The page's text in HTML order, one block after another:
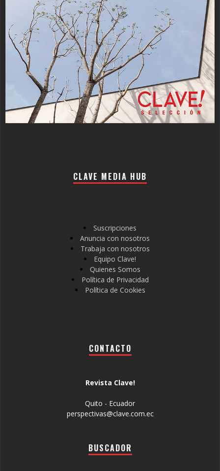
CLAVE MEDIA HUB
Suscripciones
Anuncia con nosotros
Trabaja con nosotros
Equipo Clave!
Quienes Somos
Política de Privacidad
Política de Cookies
CONTACTO
Revista Clave!
Quito - Ecuador
perspectivas@clave.com.ec
BUSCADOR